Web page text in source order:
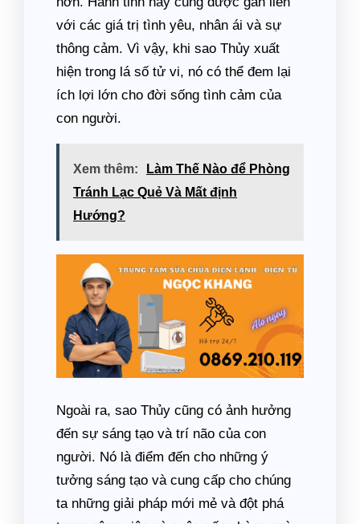
với các giá trị tình yêu, nhân ái và sự
thông cảm. Vì vậy, khi sao Thủy xuất
hiện trong lá số tử vi, nó có thể đem lại
ích lợi lớn cho đời sống tình cảm của
con người.
Xem thêm:
Làm Thế Nào để Phòng
Tránh Lạc Quẻ Và Mất định
Hướng?
Ngoài ra, sao Thủy cũng có ảnh hưởng
đến sự sáng tạo và trí não của con
người. Nó là điểm đến cho những ý
tưởng sáng tạo và cung cấp cho chúng
ta những giải pháp mới mẻ và đột phá